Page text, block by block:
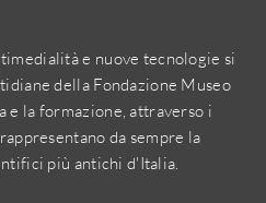
e nuove tecnologie si
della Fondazione Museo
e la formazione, attraverso i
da sempre la
più antichi d'Italia.